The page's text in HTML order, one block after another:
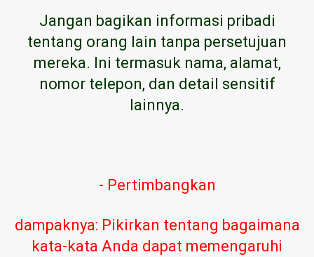
Jangan bagikan informasi pribadi
tentang orang lain tanpa persetujuan
mereka. Ini termasuk nama, alamat,
nomor telepon, dan detail sensitif
lainnya.
- Pertimbangkan
dampaknya: Pikirkan tentang bagaimana
kata-kata Anda dapat memengaruhi